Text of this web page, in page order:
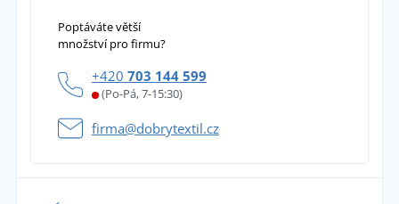
Poptáváte větší
množství pro firmu?
+420 703 144 599
(Po-Pá, 7-15:30)
firma@dobrytextil.cz